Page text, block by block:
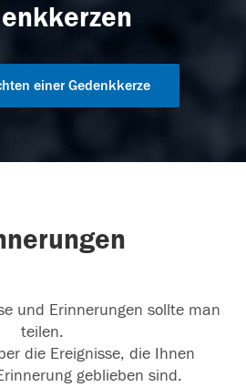
einer Gedenkkerze
und Erinnerungen sollte man
teilen.
die Ereignisse, die Ihnen
geblieben sind.